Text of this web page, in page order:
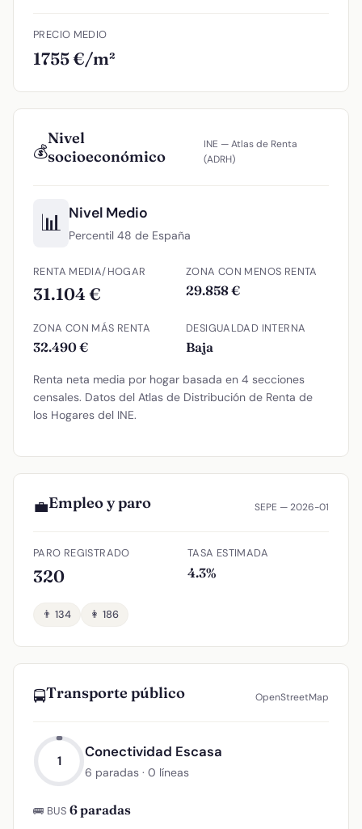
PRECIO MEDIO
1755 €/m²
💰
Nivel
socioeconómico
INE — Atlas de Renta
(ADRH)
📊 Nivel Medio
Percentil 48 de España
RENTA MEDIA/HOGAR
31.104 €
ZONA CON MENOS RENTA
29.858 €
ZONA CON MÁS RENTA
32.490 €
DESIGUALDAD INTERNA
Baja
Renta neta media por hogar basada en 4 secciones
censales. Datos del Atlas de Distribución de Renta de
los Hogares del INE.
💼Empleo y paro SEPE — 2026-01
PARO REGISTRADO
320
TASA ESTIMADA
4.3%
👨 134 👩 186
🚍Transporte público OpenStreetMap
1
Conectividad Escasa
6 paradas · 0 líneas
🚌 BUS 6 paradas